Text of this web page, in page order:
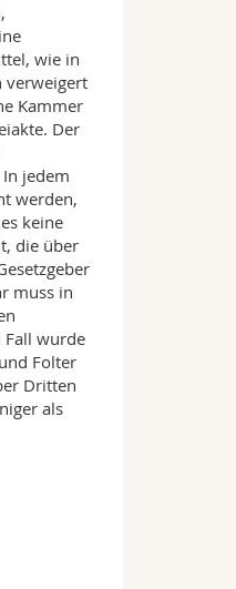
wie in
verweigert
Kammer
Der
jedem
werden,
keine
die über
muss in
wurde
Folter
Dritten
als